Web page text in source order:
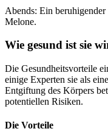
Abends: Ein
Melone.
Wie gesund ist sie
Die Gesundheitsvorteile
einige Experten sie als
Entgiftung des Körpers
potentiellen Risiken.
Die Vorteile